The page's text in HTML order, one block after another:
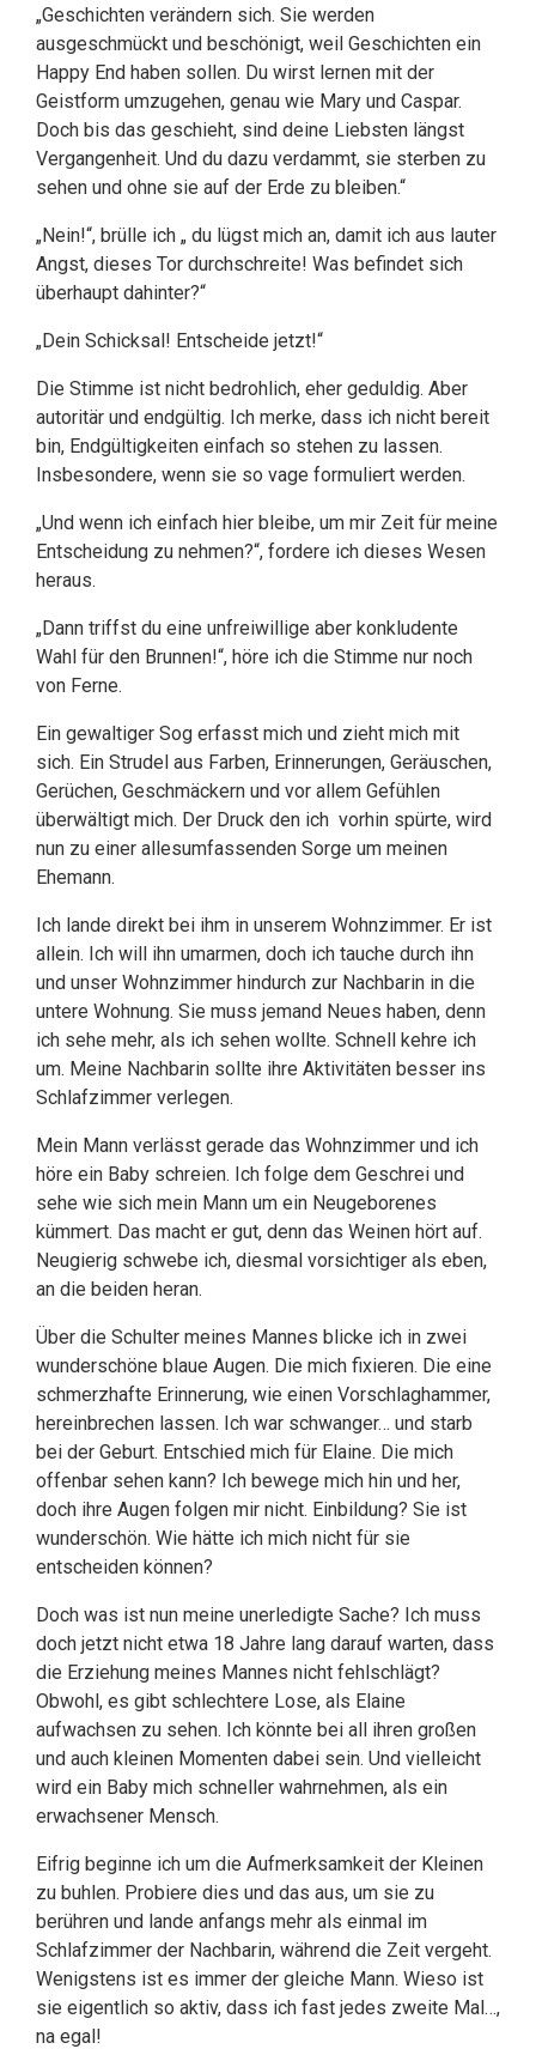
„Geschichten verändern sich. Sie werden
ausgeschmückt und beschönigt, weil Geschichten ein
Happy End haben sollen. Du wirst lernen mit der
Geistform umzugehen, genau wie Mary und Caspar.
Doch bis das geschieht, sind deine Liebsten längst
Vergangenheit. Und du dazu verdammt, sie sterben zu
sehen und ohne sie auf der Erde zu bleiben.“
„Nein!“, brülle ich „ du lügst mich an, damit ich aus lauter
Angst, dieses Tor durchschreite! Was befindet sich
überhaupt dahinter?“
„Dein Schicksal! Entscheide jetzt!“
Die Stimme ist nicht bedrohlich, eher geduldig. Aber
autoritär und endgültig. Ich merke, dass ich nicht bereit
bin, Endgültigkeiten einfach so stehen zu lassen.
Insbesondere, wenn sie so vage formuliert werden.
„Und wenn ich einfach hier bleibe, um mir Zeit für meine
Entscheidung zu nehmen?“, fordere ich dieses Wesen
heraus.
„Dann triffst du eine unfreiwillige aber konkludente
Wahl für den Brunnen!“, höre ich die Stimme nur noch
von Ferne.
Ein gewaltiger Sog erfasst mich und zieht mich mit
sich. Ein Strudel aus Farben, Erinnerungen, Geräuschen,
Gerüchen, Geschmäckern und vor allem Gefühlen
überwältigt mich. Der Druck den ich vorhin spürte, wird
nun zu einer allesumfassenden Sorge um meinen
Ehemann.
Ich lande direkt bei ihm in unserem Wohnzimmer. Er ist
allein. Ich will ihn umarmen, doch ich tauche durch ihn
und unser Wohnzimmer hindurch zur Nachbarin in die
untere Wohnung. Sie muss jemand Neues haben, denn
ich sehe mehr, als ich sehen wollte. Schnell kehre ich
um. Meine Nachbarin sollte ihre Aktivitäten besser ins
Schlafzimmer verlegen.
Mein Mann verlässt gerade das Wohnzimmer und ich
höre ein Baby schreien. Ich folge dem Geschrei und
sehe wie sich mein Mann um ein Neugeborenes
kümmert. Das macht er gut, denn das Weinen hört auf.
Neugierig schwebe ich, diesmal vorsichtiger als eben,
an die beiden heran.
Über die Schulter meines Mannes blicke ich in zwei
wunderschöne blaue Augen. Die mich fixieren. Die eine
schmerzhafte Erinnerung, wie einen Vorschlaghammer,
hereinbrechen lassen. Ich war schwanger… und starb
bei der Geburt. Entschied mich für Elaine. Die mich
offenbar sehen kann? Ich bewege mich hin und her,
doch ihre Augen folgen mir nicht. Einbildung? Sie ist
wunderschön. Wie hätte ich mich nicht für sie
entscheiden können?
Doch was ist nun meine unerledigte Sache? Ich muss
doch jetzt nicht etwa 18 Jahre lang darauf warten, dass
die Erziehung meines Mannes nicht fehlschlägt?
Obwohl, es gibt schlechtere Lose, als Elaine
aufwachsen zu sehen. Ich könnte bei all ihren großen
und auch kleinen Momenten dabei sein. Und vielleicht
wird ein Baby mich schneller wahrnehmen, als ein
erwachsener Mensch.
Eifrig beginne ich um die Aufmerksamkeit der Kleinen
zu buhlen. Probiere dies und das aus, um sie zu
berühren und lande anfangs mehr als einmal im
Schlafzimmer der Nachbarin, während die Zeit vergeht.
Wenigstens ist es immer der gleiche Mann. Wieso ist
sie eigentlich so aktiv, dass ich fast jedes zweite Mal…,
na egal!